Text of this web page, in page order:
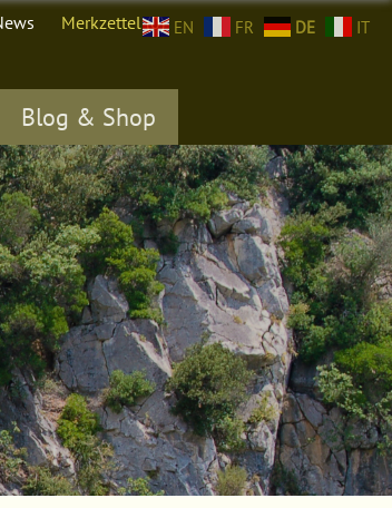
Merkzettel (0)
Blog & Shop
EN FR DE IT